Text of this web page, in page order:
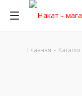
Главная - Каталог